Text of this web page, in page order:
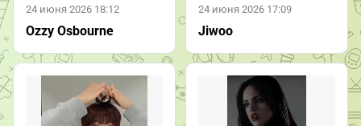
24 июня 2026 18:12
Ozzy Osbourne
24 июня 2026 17:09
Jiwoo